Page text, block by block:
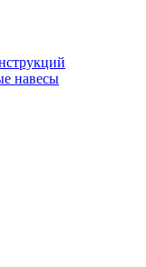
навесы